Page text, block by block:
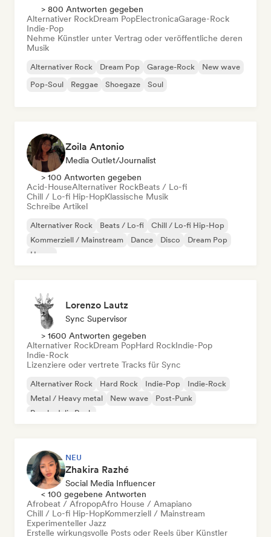
> 800 Antworten gegeben
Alternativer RockDream PopElectronicaGarage-Rock
Indie-Pop
Nehme Künstler unter Vertrag oder veröffentliche deren
Musik
Alternativer Rock Dream Pop Garage-Rock
New wave
Pop-Soul
Reggae Shoegaze Soul
Zoila Antonio
Media Outlet/Journalist
> 100 Antworten gegeben
Acid-HouseAlternativer RockBeats / Lo-fi
Chill / Lo-fi Hip-HopKlassische Musik
Schreibe Artikel
Alternativer Rock Beats / Lo-fi
Chill / Lo-fi Hip-Hop
Kommerziell / Mainstream
Dance Disco
Dream Pop
House
Lorenzo Lautz
Sync Supervisor
> 1600 Antworten gegeben
Alternativer RockDream PopHard RockIndie-Pop
Indie-Rock
Lizenziere oder vertrete Tracks für Sync
Alternativer Rock Hard Rock Indie-Pop
Indie-Rock
Metal / Heavy metal
New wave
Post-Punk
Psychedelic Rock
NEU
Zhakira Razhé
Social Media Influencer
< 100 gegebene Antworten
Afrobeat / AfropopAfro House / Amapiano
Chill / Lo-fi Hip-HopKommerziell / Mainstream
Experimenteller Jazz
Erstelle wirkungsvolle Posts oder Reels über Künstler